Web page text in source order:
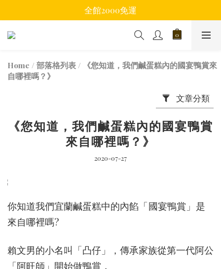
全館2000免運
Home / 部落格列表 /
《您知道，我們鹹蛋糕內的國宴鴨賞來
自哪裡嗎？》
文章分類
《您知道，我們鹹蛋糕內的國宴鴨賞
來自哪裡嗎？》
2020-07-27
你知道我們宜蘭鹹蛋糕中的內餡 「國宴鴨賞 」 是
來自哪裡嗎?
賴文男的小名叫「凸仔」，傳承家族從第一代阿公
「阿旺師」開始做鴨賞，